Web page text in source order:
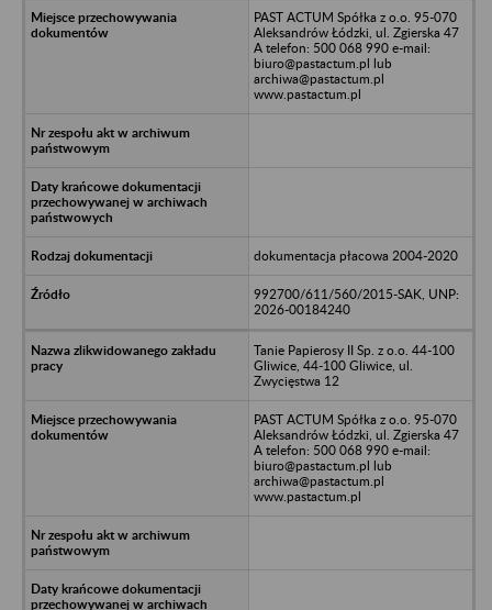
PAST ACTUM Spółka z o.o. 95-070
Aleksandrów Łódzki, ul. Zgierska 47
A telefon: 500 068 990 e-mail:
biuro@pastactum.pl lub
archiwa@pastactum.pl
www.pastactum.pl
dokumentacja płacowa 2004-2020
992700/611/560/2015-SAK, UNP:
2026-00184240
Tanie Papierosy II Sp. z o.o. 44-100
Gliwice, 44-100 Gliwice, ul.
Zwycięstwa 12
PAST ACTUM Spółka z o.o. 95-070
Aleksandrów Łódzki, ul. Zgierska 47
A telefon: 500 068 990 e-mail:
biuro@pastactum.pl lub
archiwa@pastactum.pl
www.pastactum.pl